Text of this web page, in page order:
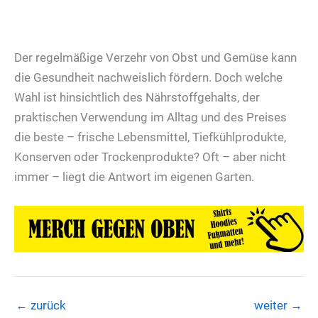
Der regelmäßige Verzehr von Obst und Gemüse kann
die Gesundheit nachweislich fördern. Doch welche
Wahl ist hinsichtlich des Nährstoffgehalts, der
praktischen Verwendung im Alltag und des Preises
die beste – frische Lebensmittel, Tiefkühlprodukte,
Konserven oder Trockenprodukte? Oft – aber nicht
immer – liegt die Antwort im eigenen Garten.
← zurück weiter →